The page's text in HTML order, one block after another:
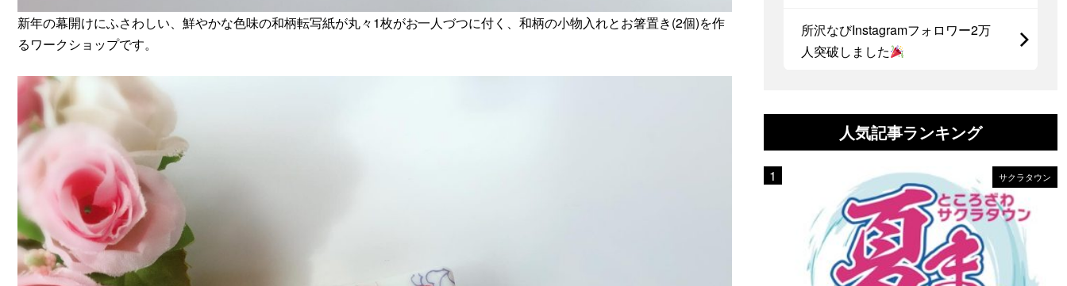
新年の幕開けにふさわしい、鮮やかな色味の和柄転写紙が丸々1枚がお一人づつに付く、和柄の小物入れとお箸置き(2個)を作
るワークショップです。
所沢なびInstagramフォロワー2万
人突破しました
人気記事ランキング
サクラタウン